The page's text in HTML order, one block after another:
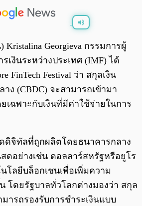
Georgieva กรรมการผู้
เงินระหว่างประเทศ (IMF) ได้
FinTech Festival ว่า สกุลเงิน
ง (CBDC) จะสามารถเข้ามา
เฉพาะกับเงินที่มีค่าใช้จ่ายในการ
ดิจิทัลที่ถูกผลิตโดยธนาคารกลาง
ดอย่างเช่น ดอลลาร์สหรัฐหรือยูโร
โลยีบล็อกเชนเพื่อเพิ่มความ
โดยรัฐบาลทั่วโลกต่างมองว่า สกุล
มารถรองรับการชำระเงินแบบ